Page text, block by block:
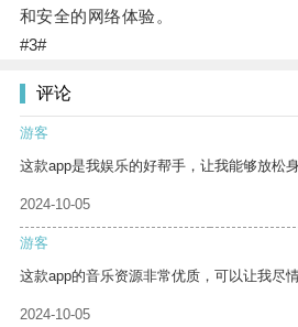
和安全的网络体验。
#3#
评论
游客
这款app是我娱乐的好帮手，让我能够放松
2024-10-05
游客
这款app的音乐资源非常优质，可以让我尽
2024-10-05